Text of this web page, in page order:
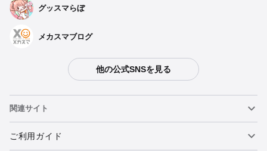
グッスマらぼ
メカスマブログ
他の公式SNSを見る
関連サイト
ねんどろいど
ご利用ガイド